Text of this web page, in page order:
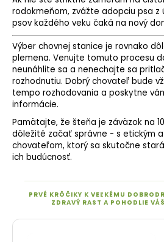
rodokmeňom, zvážte adopciu psa z
psov každého veku čaká na nový
Výber chovnej stanice je rovnako
plemena. Venujte tomuto procesu
neunáhlite sa a nenechajte sa
rozhodnutiu. Dobrý chovateľ bude
tempo rozhodovania a poskytne
informácie.
Pamätajte, že šteňa je záväzok na
dôležité začať správne - s etickým
chovateľom, ktorý sa skutočne
ich budúcnosť.